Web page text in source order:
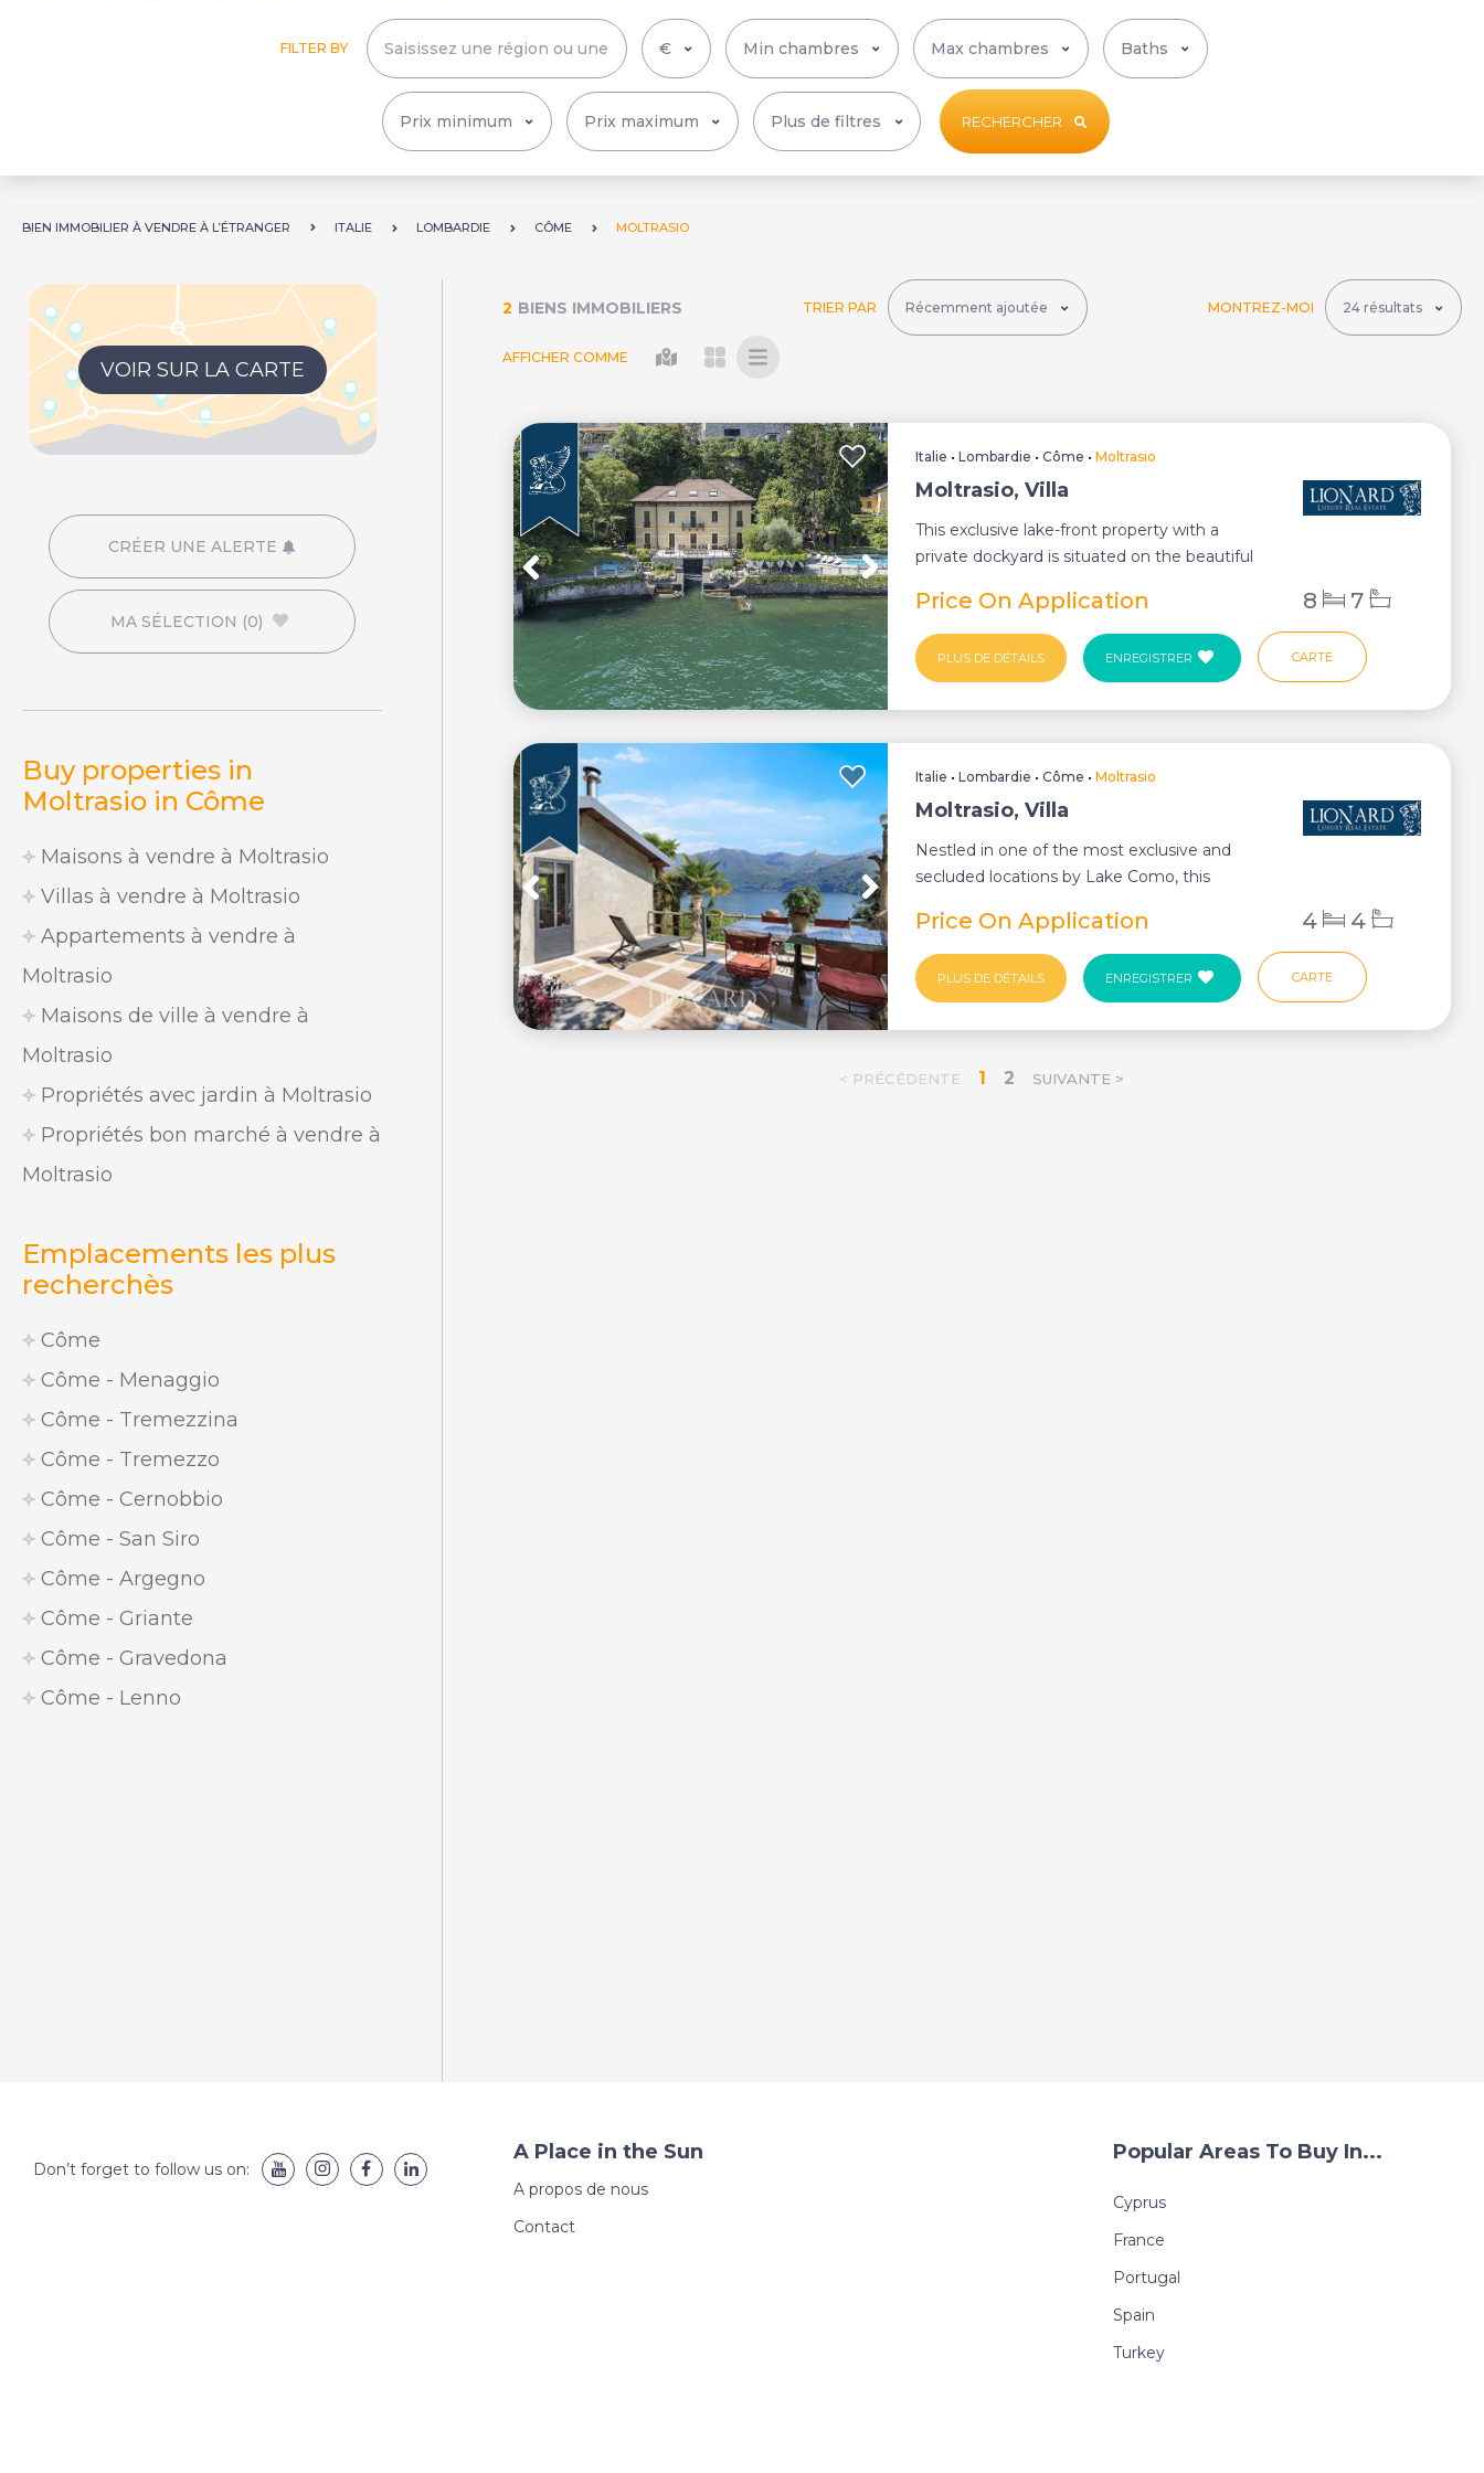
FILTER BY
Plus de filtres RECHERCHER
BIEN IMMOBILIER À VENDRE À L’ÉTRANGER ITALIE LOMBARDIE CÔME MOLTRASIO
VOIR SUR LA CARTE
CRÉER UNE ALERTE
MA SÉLECTION (0)
Buy properties in
Moltrasio in Côme
Maisons à vendre à Moltrasio
Villas à vendre à Moltrasio
Appartements à vendre à
Moltrasio
Maisons de ville à vendre à
Moltrasio
Propriétés avec jardin à Moltrasio
Propriétés bon marché à vendre à
Moltrasio
Emplacements les plus
recherchès
Côme
Côme - Menaggio
Côme - Tremezzina
Côme - Tremezzo
Côme - Cernobbio
Côme - San Siro
Côme - Argegno
Côme - Griante
Côme - Gravedona
Côme - Lenno
2 BIENS IMMOBILIERS TRIER PAR MONTREZ-MOI
AFFICHER COMME
Italie •Lombardie •Côme •Moltrasio
Moltrasio, Villa
This exclusive lake-front property with a
private dockyard is situated on the beautiful
Price On Application 8 7
PLUS DE DÉTAILS ENREGISTRER CARTE
Italie •Lombardie •Côme •Moltrasio
Moltrasio, Villa
Nestled in one of the most exclusive and
secluded locations by Lake Como, this
Price On Application 4 4
PLUS DE DÉTAILS ENREGISTRER CARTE
< PRÉCÉDENTE 1 2 SUIVANTE >
Don’t forget to follow us on:
A Place in the Sun
A propos de nous
Contact
Popular Areas To Buy In...
Cyprus
France
Portugal
Spain
Turkey